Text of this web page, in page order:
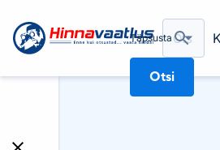
Täpsusta
Otsi